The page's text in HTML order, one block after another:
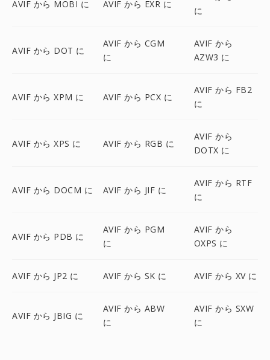
AVIF から MOBI に AVIF から EXR に
に
AVIF から DOT に
AVIF から CGM
に
AVIF から
AZW3 に
AVIF から XPM に AVIF から PCX に
AVIF から FB2
に
AVIF から XPS に AVIF から RGB に
AVIF から
DOTX に
AVIF から DOCM に AVIF から JIF に
AVIF から RTF
に
AVIF から PDB に
AVIF から PGM
に
AVIF から
OXPS に
AVIF から JP2 に AVIF から SK に AVIF から XV に
AVIF から JBIG に
AVIF から ABW
に
AVIF から SXW
に